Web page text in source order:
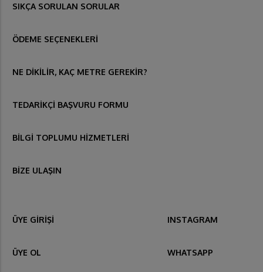
SIKÇA SORULAN SORULAR
ÖDEME SEÇENEKLERİ
NE DİKİLİR, KAÇ METRE GEREKİR?
TEDARİKÇİ BAŞVURU FORMU
BİLGİ TOPLUMU HİZMETLERİ
BİZE ULAŞIN
ÜYE GİRİŞİ
ÜYE OL
INSTAGRAM
WHATSAPP